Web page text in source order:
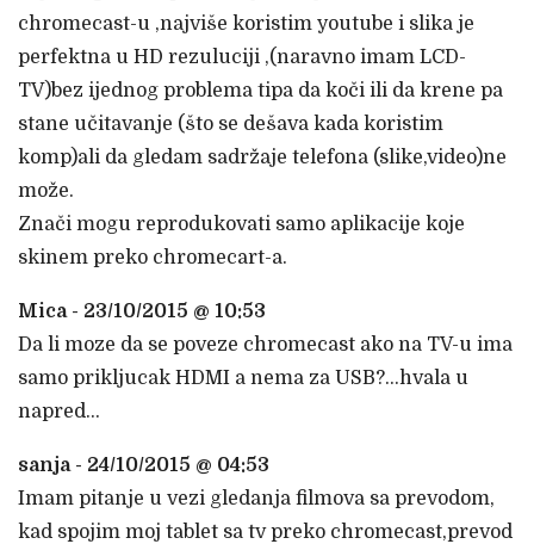
chromecast-u ,najviše koristim youtube i slika je
perfektna u HD rezuluciji ,(naravno imam LCD-
TV)bez ijednog problema tipa da koči ili da krene pa
stane učitavanje (što se dešava kada koristim
komp)ali da gledam sadržaje telefona (slike,video)ne
može.
Znači mogu reprodukovati samo aplikacije koje
skinem preko chromecart-a.
Mica - 23/10/2015 @ 10:53
Da li moze da se poveze chromecast ako na TV-u ima
samo prikljucak HDMI a nema za USB?…hvala u
napred…
sanja - 24/10/2015 @ 04:53
Imam pitanje u vezi gledanja filmova sa prevodom,
kad spojim moj tablet sa tv preko chromecast,prevod